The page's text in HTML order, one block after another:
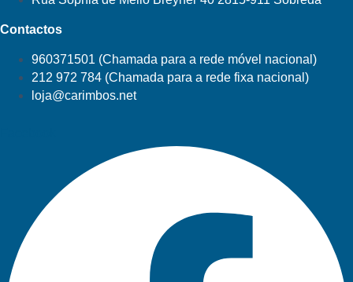
Contactos
960371501 (Chamada para a rede móvel nacional)
212 972 784 (Chamada para a rede fixa nacional)
loja@carimbos.net